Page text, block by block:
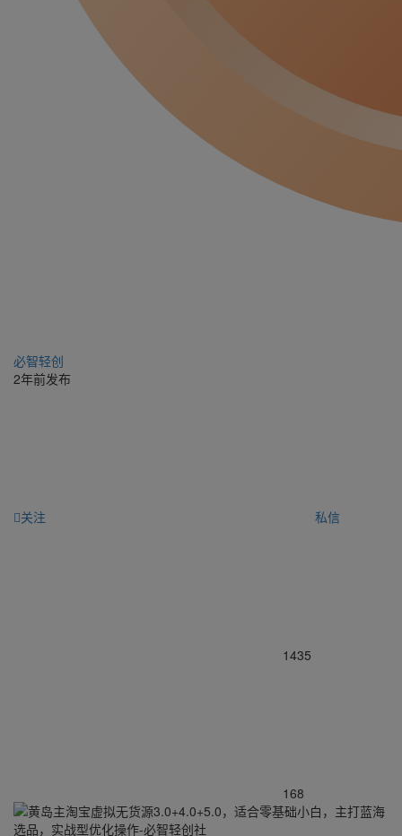
必智轻创
2年前发布
关注 私信
1435
168